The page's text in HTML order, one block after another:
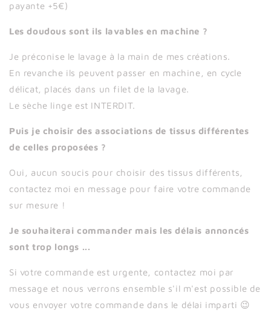
payante +5€)
Les doudous sont ils lavables en machine ?
Je préconise le lavage à la main de mes créations.
En revanche ils peuvent passer en machine, en cycle
délicat, placés dans un filet de la lavage.
Le sèche linge est INTERDIT.
Puis je choisir des associations de tissus différentes
de celles proposées ?
Oui, aucun soucis pour choisir des tissus différents,
contactez moi en message pour faire votre commande
sur mesure !
Je souhaiterai commander mais les délais annoncés
sont trop longs ...
Si votre commande est urgente, contactez moi par
message et nous verrons ensemble s'il m'est possible de
vous envoyer votre commande dans le délai imparti 😉